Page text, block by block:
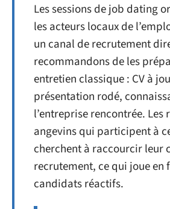
Les sessions de job dating
les acteurs locaux de
un canal de recrutement
recommandons de les
entretien classique : CV à
présentation rodé,
l’entreprise rencontrée. Les
angevins qui participent à
cherchent à raccourcir leur
recrutement, ce qui joue en
candidats réactifs.